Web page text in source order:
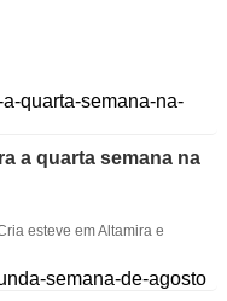
a quarta semana na
esteve em Altamira e